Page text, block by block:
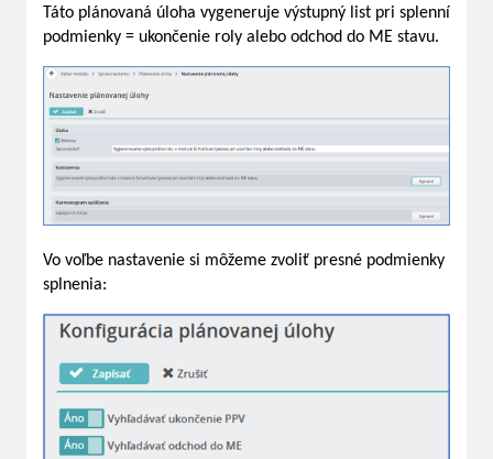
Táto plánovaná úloha vygeneruje výstupný list pri splenní
podmienky = ukončenie roly alebo odchod do ME stavu.
Vo voľbe nastavenie si môžeme zvoliť presné podmienky
splnenia: